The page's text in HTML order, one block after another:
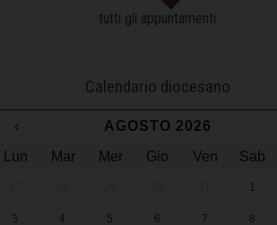
tutti gli appuntamenti
Calendario diocesano
‹ AGOSTO 2026
Lun
Mar Mer Gio Ven Sab
1
3 4 5 6 7 8